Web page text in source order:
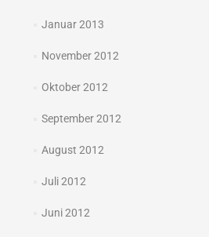
Januar 2013
November 2012
Oktober 2012
September 2012
August 2012
Juli 2012
Juni 2012